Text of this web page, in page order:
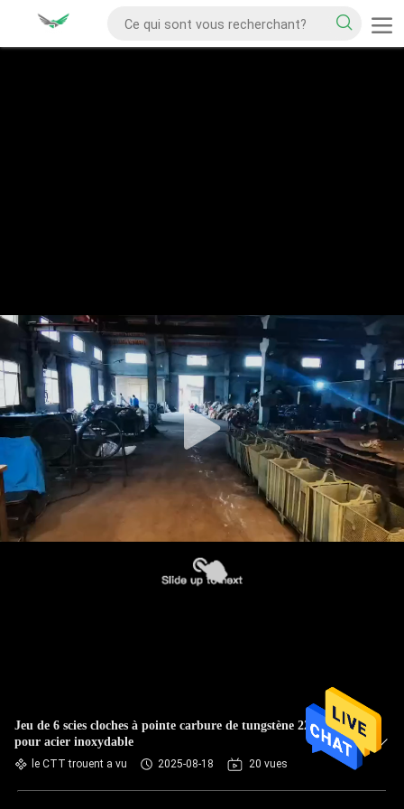
Jeu de 6 scies cloches à pointe carbure de tungstène 22-65mm
pour acier inoxydable
le CTT trouent a vu 2025-08-18 20 vues